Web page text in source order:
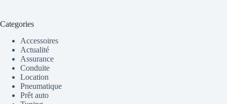
Categories
Accessoires
Actualité
Assurance
Conduite
Location
Pneumatique
Prêt auto